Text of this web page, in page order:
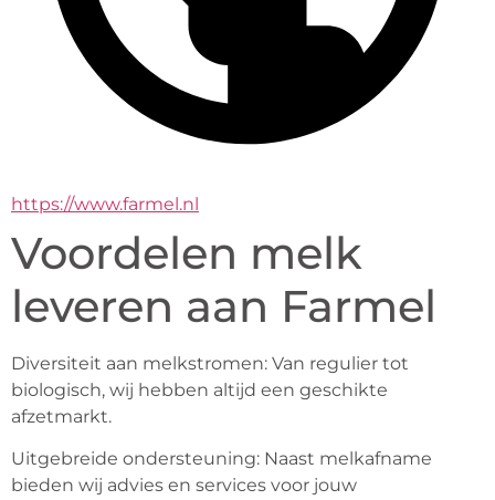
https://www.farmel.nl
Voordelen melk
leveren aan Farmel
Diversiteit aan melkstromen: Van regulier tot
biologisch, wij hebben altijd een geschikte
afzetmarkt.
Uitgebreide ondersteuning: Naast melkafname
bieden wij advies en services voor jouw